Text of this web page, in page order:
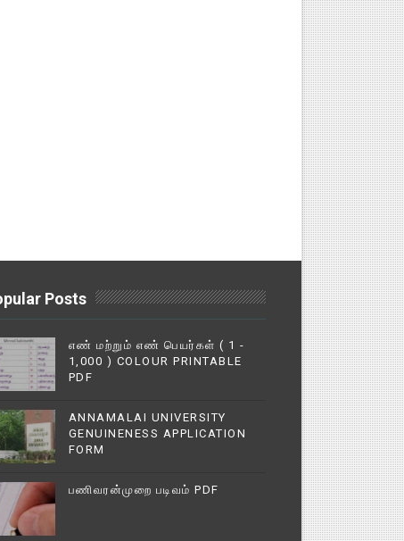
Posts
எண் மற்றும் எண் பெயர்கள் ( 1 -
1,000 ) COLOUR PRINTABLE
PDF
ANNAMALAI UNIVERSITY
GENUINENESS APPLICATION
FORM
பணிவரன்முறை படிவம் PDF